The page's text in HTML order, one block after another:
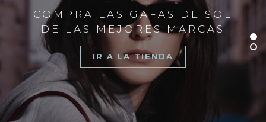
COMPRA LAS GAFAS DE SOL
DE LAS MEJORES MARCAS
IR A LA TIENDA